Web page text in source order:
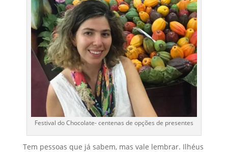
Festival do Chocolate- centenas de opções de presentes
Tem pessoas que já sabem, mas vale lembrar. Ilhéus